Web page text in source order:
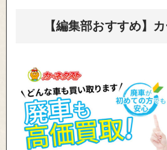
【編集部おすすめ】